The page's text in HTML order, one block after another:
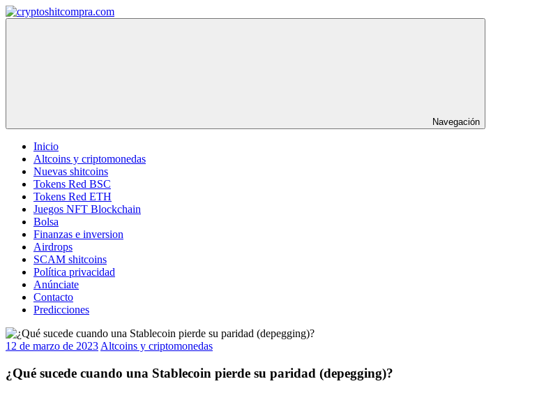
Saltar
al
Navegación
Inicio
Altcoins y criptomonedas
Nuevas shitcoins
Tokens Red BSC
Tokens Red ETH
Juegos NFT Blockchain
Bolsa
Finanzas e inversion
Airdrops
SCAM shitcoins
Política privacidad
Anúnciate
Contacto
Predicciones
12 de marzo de 2023 Altcoins y criptomonedas
¿Qué sucede cuando una Stablecoin pierde su paridad (depegging)?